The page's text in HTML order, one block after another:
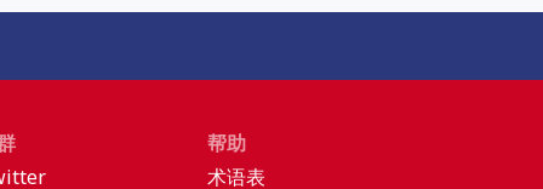
帮助
术语表